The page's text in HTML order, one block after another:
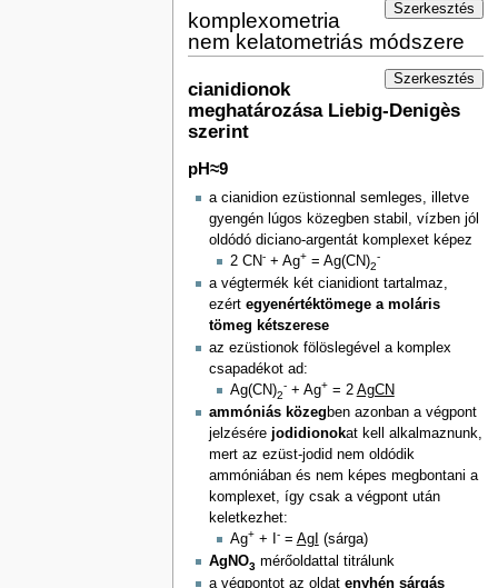
Szerkesztés
komplexometria
nem kelatometriás módszere
Szerkesztés
cianidionok
meghatározása Liebig-Denigès
szerint
pH≈9
a cianidion ezüstionnal semleges, illetve
gyengén lúgos közegben stabil, vízben jól
oldódó diciano-argentát komplexet képez
2 CN-+ Ag+= Ag(CN)2
-
a végtermék két cianidiont tartalmaz,
ezért egyenértéktömege a moláris
tömeg kétszerese
az ezüstionok fölöslegével a komplex
csapadékot ad:
Ag(CN)2
-+ Ag+= 2 AgCN
ammóniás közeg ben azonban a végpont
jelzésére jodidionokat kell alkalmaznunk,
mert az ezüst-jodid nem oldódik
ammóniában és nem képes megbontani a
komplexet, így csak a végpont után
keletkezhet:
Ag++ I -= AgI (sárga)
AgNO3 mérőoldattal titrálunk
a végpontot az oldat enyhén sárgás